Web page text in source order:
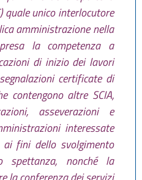
quale unico interlocutore
amministrazione nella
la competenza a
di inizio dei lavori
certificate di
contengono altre SCIA,
asseverazioni e
interessate
fini dello svolgimento
nonché la